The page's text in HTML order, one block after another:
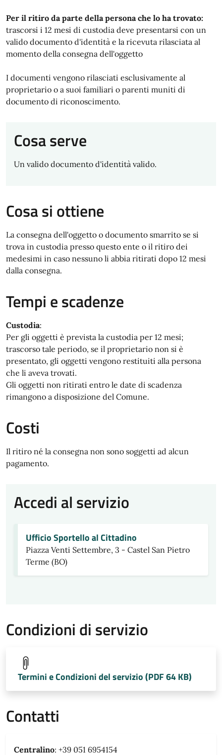
Per il ritiro da parte della persona che lo ha trovato:
trascorsi i 12 mesi di custodia deve presentarsi con un
valido documento d'identità e la ricevuta rilasciata al
momento della consegna dell'oggetto
I documenti vengono rilasciati esclusivamente al
proprietario o a suoi familiari o parenti muniti di
documento di riconoscimento.
Cosa serve
Un valido documento d'identità valido.
Cosa si ottiene
La consegna dell'oggetto o documento smarrito se si
trova in custodia presso questo ente o il ritiro dei
medesimi in caso nessuno li abbia ritirati dopo 12 mesi
dalla consegna.
Tempi e scadenze
Custodia:
Per gli oggetti è prevista la custodia per 12 mesi;
trascorso tale periodo, se il proprietario non si è
presentato, gli oggetti vengono restituiti alla persona
che li aveva trovati.
Gli oggetti non ritirati entro le date di scadenza
rimangono a disposizione del Comune.
Costi
Il ritiro né la consegna non sono soggetti ad alcun
pagamento.
Accedi al servizio
Ufficio Sportello al Cittadino
Piazza Venti Settembre, 3 - Castel San Pietro
Terme (BO)
Condizioni di servizio
Termini e Condizioni del servizio (PDF 64 KB)
Contatti
Centralino: +39 051 6954154